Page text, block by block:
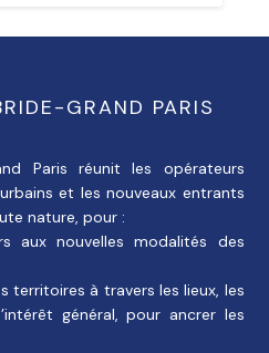
GRAND PARIS
Paris réunit les opérateurs
et les nouveaux entrants
nature, pour :
aux nouvelles modalités des
territoires à travers les lieux, les
général, pour ancrer les